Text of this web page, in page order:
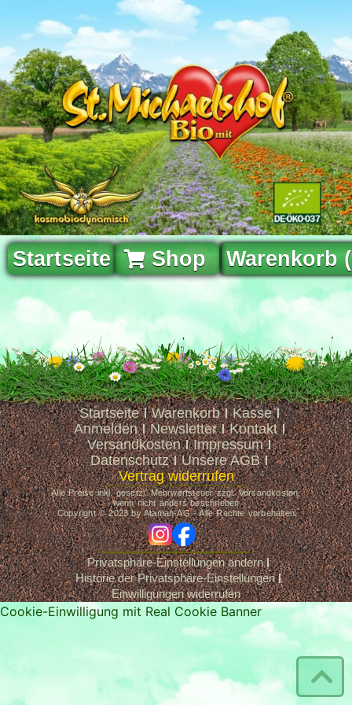
Startseite Shop Warenkorb
Startseite Warenkorb
Kasse
Anmelden
Newsletter
Kontakt
Versandkosten
Impressum
Datenschutz
Unsere AGB
Vertrag widerrufen
Alle Preise inkl. gesetzl. Mehrwertsteuer zzgl. Versandkosten,
wenn nicht anders beschrieben
Copyright © 2023 by Ataman-AG - Alle Rechte vorbehalten
igfb
Privatsphäre-Einstellungen ändern
Historie der Privatsphäre-Einstellungen
Einwilligungen widerrufen
Cookie-Einwilligung mit Real Cookie Banner